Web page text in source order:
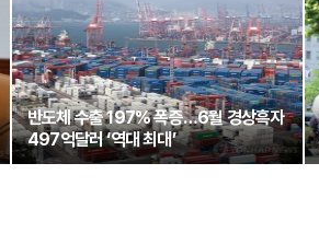
반도체 수출 197% 폭증…6월 경상흑자
497억달러 ‘역대 최대’